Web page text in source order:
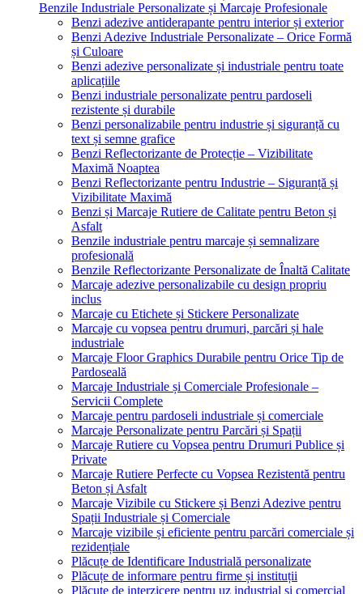
Benzile Industriale Personalizate și Marcaje Profesionale
Benzi adezive antiderapante pentru interior și exterior
Benzi Adezive Industriale Personalizate – Orice Formă
și Culoare
Benzi adezive personalizate și industriale pentru toate
aplicațiile
Benzi industriale personalizate pentru pardoseli
rezistente și durabile
Benzi personalizabile pentru industrie și siguranță cu
text și semne grafice
Benzi Reflectorizante de Protecție – Vizibilitate
Maximă Noaptea
Benzi Reflectorizante pentru Industrie – Siguranță și
Vizibilitate Maximă
Benzi și Marcaje Rutiere de Calitate pentru Beton și
Asfalt
Benzile industriale pentru marcaje și semnalizare
profesională
Benzile Reflectorizante Personalizate de Înaltă Calitate
Marcaje adezive personalizabile cu design propriu
inclus
Marcaje cu Etichete și Stickere Personalizate
Marcaje cu vopsea pentru drumuri, parcări și hale
industriale
Marcaje Floor Graphics Durabile pentru Orice Tip de
Pardoseală
Marcaje Industriale și Comerciale Profesionale –
Servicii Complete
Marcaje pentru pardoseli industriale și comerciale
Marcaje Personalizate pentru Parcări și Spații
Marcaje Rutiere cu Vopsea pentru Drumuri Publice și
Private
Marcaje Rutiere Perfecte cu Vopsea Rezistentă pentru
Beton și Asfalt
Marcaje Vizibile cu Stickere și Benzi Adezive pentru
Spații Industriale și Comerciale
Marcaje vizibile și eficiente pentru parcări comerciale și
rezidențiale
Plăcuțe de Identificare Industrială personalizate
Plăcuțe de informare pentru firme și instituții
Plăcuțe de interzicere pentru uz industrial și comercial